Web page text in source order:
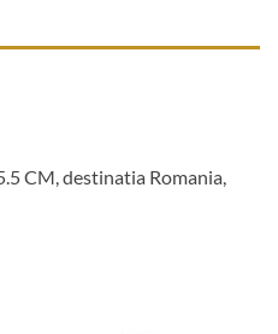
CM, destinatia Romania,